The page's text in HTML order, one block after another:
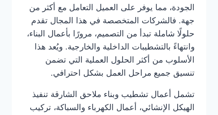
الجودة، مما يوفر على العميل التعامل مع أكثر من
جهة. فالشركات المتخصصة في هذا المجال تقدم
حلولًا شاملة تبدأ من التصميم، مرورًا بأعمال البناء،
وانتهاءً بالتشطيبات الداخلية والخارجية. ويُعد هذا
الأسلوب من أكثر الحلول العملية التي تضمن
تنسيق جميع مراحل العمل بشكل احترافي.
تشمل أعمال تشطيب وبناء ملاحق الشارقة تنفيذ
الهيكل الإنشائي، أعمال الكهرباء والسباكة، تركيب